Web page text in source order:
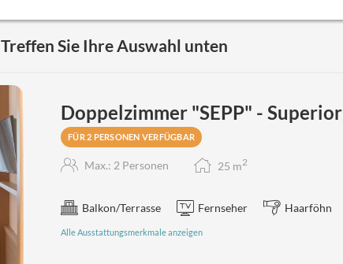
Treffen Sie Ihre Auswahl unten
Doppelzimmer "SEPP" - Superior
FÜR 2 PERSONEN VERFÜGBAR
Max.: 2 Personen 25 m2
Balkon/Terrasse Fernseher Haarföhn
Alle Ausstattungsmerkmale anzeigen